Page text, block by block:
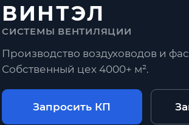
ВИНТЭЛ
СИСТЕМЫ ВЕНТИЛЯЦИИ
Производство воздуховодов и
Собственный цех 4000+ м².
Запросить КП